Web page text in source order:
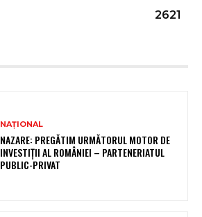
2621
NAȚIONAL
NAZARE: PREGĂTIM URMĂTORUL MOTOR DE
INVESTIȚII AL ROMÂNIEI – PARTENERIATUL
PUBLIC-PRIVAT